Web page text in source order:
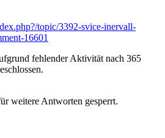
topic/3392-svice-inervall-
16601
fehlender Aktivität nach 365
weitere Antworten gesperrt.